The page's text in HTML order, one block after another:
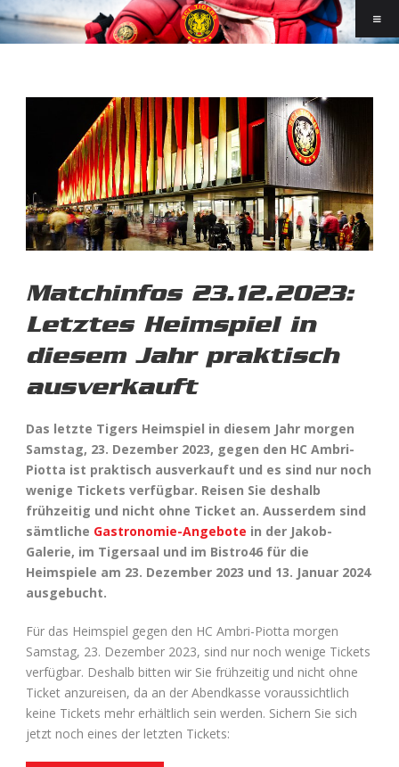
Matchinfos 23.12.2023:
Letztes Heimspiel in
diesem Jahr praktisch
ausverkauft
Das letzte Tigers Heimspiel in diesem Jahr morgen
Samstag, 23. Dezember 2023, gegen den HC Ambri-
Piotta ist praktisch ausverkauft und es sind nur noch
wenige Tickets verfügbar. Reisen Sie deshalb
frühzeitig und nicht ohne Ticket an. Ausserdem sind
sämtliche Gastronomie-Angebote in der Jakob-
Galerie, im Tigersaal und im Bistro46 für die
Heimspiele am 23. Dezember 2023 und 13. Januar 2024
ausgebucht.
Für das Heimspiel gegen den HC Ambri-Piotta morgen
Samstag, 23. Dezember 2023, sind nur noch wenige Tickets
verfügbar. Deshalb bitten wir Sie frühzeitig und nicht ohne
Ticket anzureisen, da an der Abendkasse voraussichtlich
keine Tickets mehr erhältlich sein werden. Sichern Sie sich
jetzt noch eines der letzten Tickets: